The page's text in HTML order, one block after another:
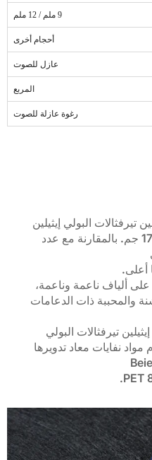
9 ملم / 12 ملم
أحجام أخرى
عازل للصوت
المربع
رغوة عازلة للصوت
تيرفثالات البولي إيثيلين
تيرفثالات من Beien إلى 1700 جم. بالمقارنة مع عدد
أعلى.
تحتوي لوحة PET من Beien على ألياف ناعمة وناعمة،
والمحببة ذات الدعامات
تيرفثالات البولي
مواد نفايات معاد تدويرها